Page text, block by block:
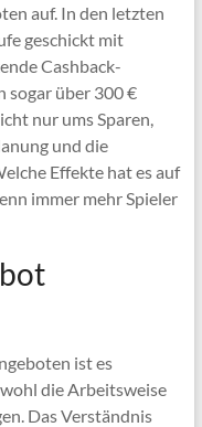
auf. In den letzten
geschickt mit
Cashback-
sogar über 300 €
nur ums Sparen,
und die
Effekte hat es auf
immer mehr Spieler
ist es
die Arbeitsweise
Das Verständnis